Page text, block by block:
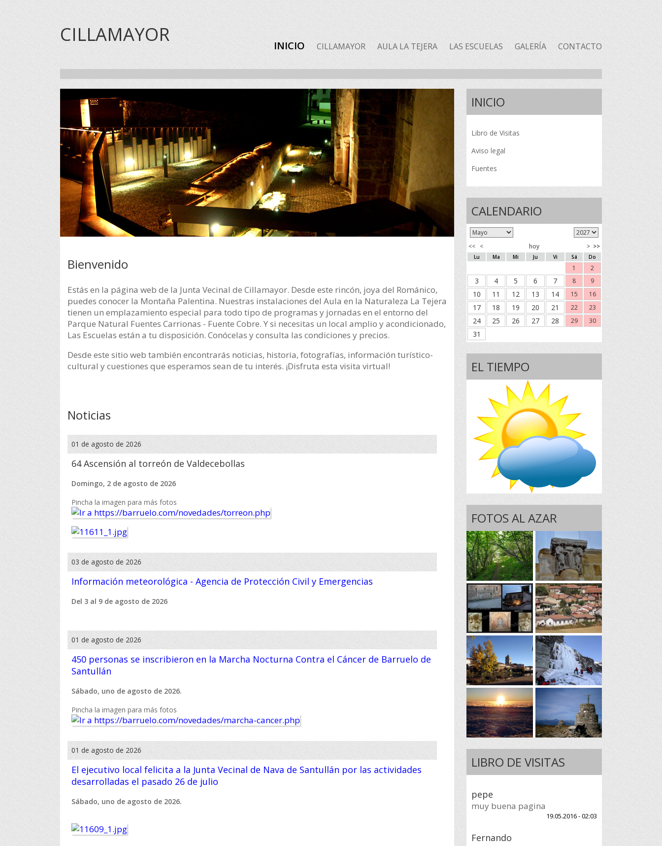
CILLAMAYOR INICIO CILLAMAYOR AULA LA TEJERA LAS ESCUELAS GALERÍA CONTACTO
Bienvenido
Estás en la página web de la Junta Vecinal de Cillamayor. Desde este rincón, joya del Románico,
puedes conocer la Montaña Palentina. Nuestras instalaciones del Aula en la Naturaleza La Tejera
tienen un emplazamiento especial para todo tipo de programas y jornadas en el entorno del
Parque Natural Fuentes Carrionas - Fuente Cobre. Y si necesitas un local amplio y acondicionado,
Las Escuelas están a tu disposición. Conócelas y consulta las condiciones y precios.
Desde este sitio web también encontrarás noticias, historia, fotografías, información turístico-
cultural y cuestiones que esperamos sean de tu interés. ¡Disfruta esta visita virtual!
Noticias
01 de agosto de 2026
64 Ascensión al torreón de Valdecebollas
Domingo, 2 de agosto de 2026
Pincha la imagen para más fotos
03 de agosto de 2026
Información meteorológica - Agencia de Protección Civil y Emergencias
Del 3 al 9 de agosto de 2026
01 de agosto de 2026
450 personas se inscribieron en la Marcha Nocturna Contra el Cáncer de Barruelo de
Santullán
Sábado, uno de agosto de 2026.
Pincha la imagen para más fotos
01 de agosto de 2026
El ejecutivo local felicita a la Junta Vecinal de Nava de Santullán por las actividades
desarrolladas el pasado 26 de julio
Sábado, uno de agosto de 2026.
INICIO
Libro de Visitas
Aviso legal
Fuentes
CALENDARIO
<< < hoy > >>
Lu Ma Mi Ju Vi Sá Do
1 2
3 4 5 6 7 8 9
10 11 12 13 14 15 16
17 18 19 20 21 22 23
24 25 26 27 28 29 30
31
EL TIEMPO
FOTOS AL AZAR
LIBRO DE VISITAS
pepe
muy buena pagina
19.05.2016 - 02:03
Fernando